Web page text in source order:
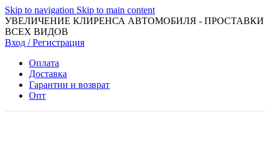
Skip to navigation Skip to main content
УВЕЛИЧЕНИЕ КЛИРЕНСА АВТОМОБИЛЯ - ПРОСТАВКИ
ВСЕХ ВИДОВ
Вход / Регистрация
Оплата
Доставка
Гарантии и возврат
Опт